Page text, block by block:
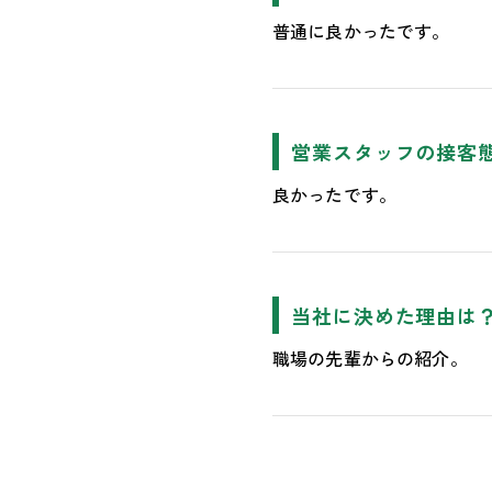
普通に良かったです。
営業スタッフの接客
良かったです。
当社に決めた理由は？
職場の先輩からの紹介。